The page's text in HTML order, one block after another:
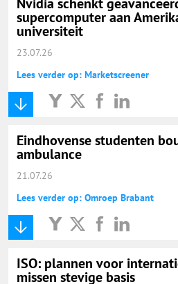
supercomputer aan
universiteit
23.07.26
Lees verder op: Marketscreener
Eindhovense studenten
ambulance
21.07.26
Lees verder op: Omroep Brabant
ISO: plannen voor
missen stevige basis